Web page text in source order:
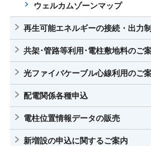
ウェルカムゾーンマップ
再生可能エネルギーの接続・出力
共架･管路等利用･電柱敷地料のご
光ファイバケーブル心線利用のご
配電関係各種申込
電柱位置情報データの販売
新増設の申込に関するご案内